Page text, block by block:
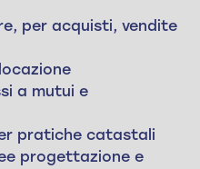
per acquisti, vendite
a mutui e
pratiche catastali
progettazione e